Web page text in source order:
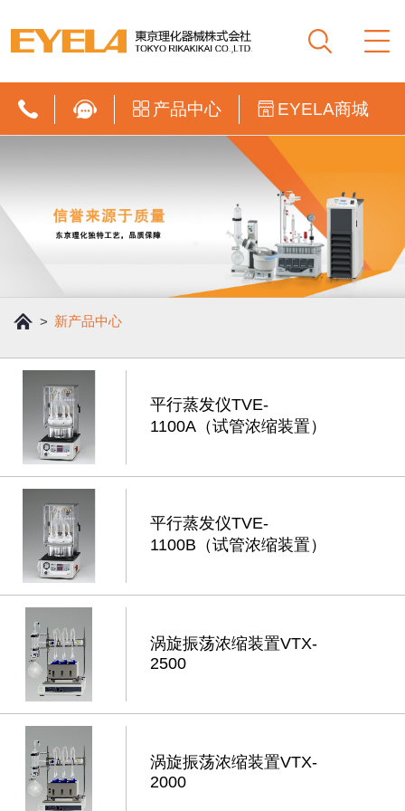
产品中心 EYELA商城
> 新产品中心
平行蒸发仪TVE-
1100A（试管浓缩装置）
平行蒸发仪TVE-
1100B（试管浓缩装置）
涡旋振荡浓缩装置VTX-
2500
涡旋振荡浓缩装置VTX-
2000